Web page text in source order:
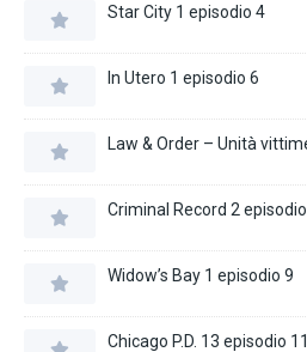
Star City 1 episodio 4
In Utero 1 episodio 6
Law & Order – Unità
Criminal Record 2
Widow’s Bay 1 episodio 9
Chicago P.D. 13 episodio 11